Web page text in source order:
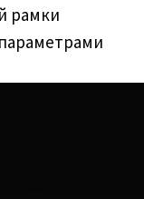
рамки